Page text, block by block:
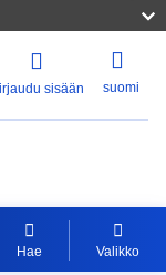
sisään suomi
Hae Valikko